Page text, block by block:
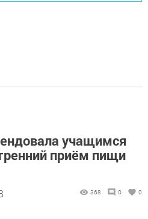
учащимся
приём пищи
368 0 0